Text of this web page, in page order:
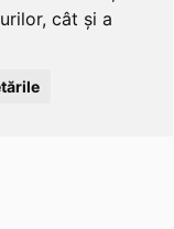
cât și a